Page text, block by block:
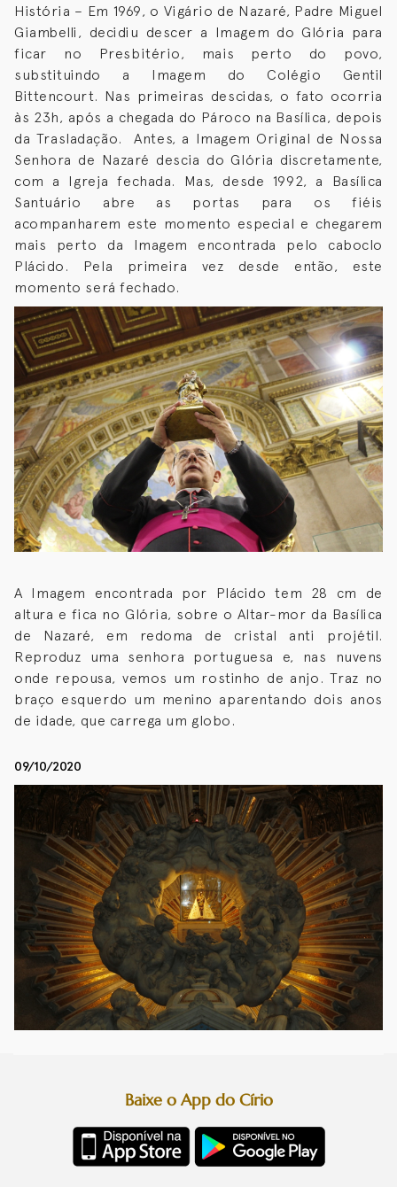
História – Em 1969, o Vigário de Nazaré, Padre Miguel
Giambelli, decidiu descer a Imagem do Glória para
ficar no Presbitério, mais perto do povo,
substituindo a Imagem do Colégio Gentil
Bittencourt. Nas primeiras descidas, o fato ocorria
às 23h, após a chegada do Pároco na Basílica, depois
da Trasladação. Antes, a Imagem Original de Nossa
Senhora de Nazaré descia do Glória discretamente,
com a Igreja fechada. Mas, desde 1992, a Basílica
Santuário abre as portas para os fiéis
acompanharem este momento especial e chegarem
mais perto da Imagem encontrada pelo caboclo
Plácido. Pela primeira vez desde então, este
momento será fechado.
A Imagem encontrada por Plácido tem 28 cm de
altura e fica no Glória, sobre o Altar-mor da Basílica
de Nazaré, em redoma de cristal anti projétil.
Reproduz uma senhora portuguesa e, nas nuvens
onde repousa, vemos um rostinho de anjo. Traz no
braço esquerdo um menino aparentando dois anos
de idade, que carrega um globo.
09/10/2020
Baixe o App do Círio